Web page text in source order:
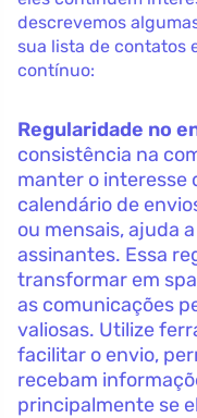
descrevemos
sua lista de contatos
contínuo:
Regularidade no
consistência na
manter o interesse
calendário de
ou mensais, ajuda
assinantes. Essa
transformar em
as comunicações
valiosas. Utilize
facilitar o envio,
recebam
principalmente se